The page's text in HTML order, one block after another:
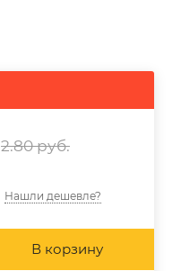
2.80руб.
Нашли дешевле?
В корзину